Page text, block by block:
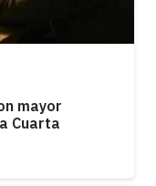
mayor
Cuarta